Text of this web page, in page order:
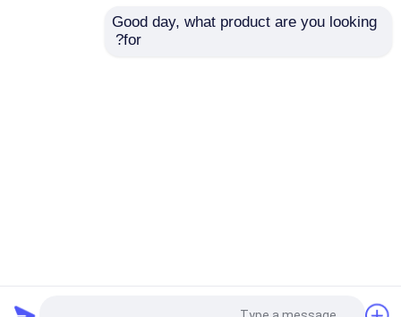
Good day, what product are you looking
for?